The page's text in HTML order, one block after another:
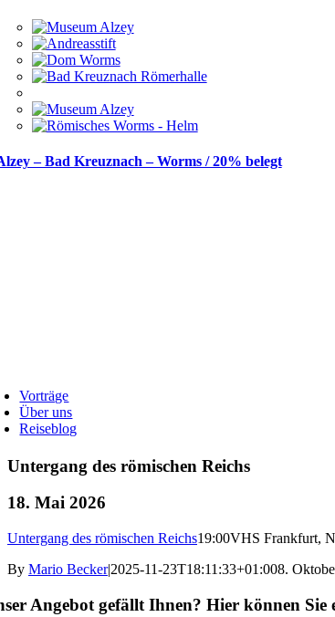
– Bad Kreuznach – Worms / 20% belegt
Vorträge
Über uns
Reiseblog
Untergang des römischen Reichs
18. Mai 2026
Untergang des römischen Reichs19:00VHS Frankfurt,
By Mario Becker|2025-11-23T18:11:33+01:008.
Angebot gefällt Ihnen? Hier können Sie